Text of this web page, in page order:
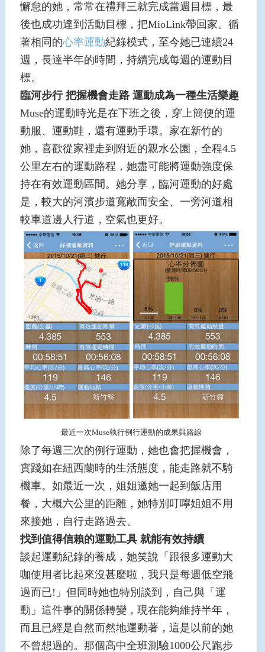
懈怠的她，常常在禮拜三就完成當週目標，最
後也成功達到活動目標，把MioLink帶回家。循
著相同的心率運動紀錄模式，至今她已連續24
週，長達半年的時間，持續完成每週的運動目
標。
臨河步行 把握機會走路 運動成為一種生活樂趣
Muse的運動時光是在下班之後，穿上簡便的運
動服、運動鞋，還有運動手環。家在新竹的
她，喜歡從家裡走到附近的親水公園，全程4.5
公里左右的運動路程，她盡可能將運動強度保
持在有效運動區間。她分享，臨河運動的好處
是，較大的河濱步道寬敞而安全、一旁河道相
較車道邊人行道，空氣也更好。
最近一次Muse執行例行運動的成果與路線
除了每週三次的例行運動，她也會把握機會，
實踐如在紐西蘭時的生活態度，能走路就不騎
機車。如最近一次，姐姐邀她一起到飯店用
餐，大概六公里的距離，她特別叮嚀姐姐不用
來接她，自行走路過去。
找到值得信賴的運動工具 就能有效持續
談起運動紀錄的養成，她笑說「跟很多運動大
咖使用者比起來沒甚麼啦，我只是每週低空飛
過而已!」但同時她也特別談到，自己與「運
動」這件事的關係轉變，現在能夠維持半年，
而且已經是自然而然地運動著，這是以前的她
不曾想過的。那個高中全班測驗1000公尺跑步